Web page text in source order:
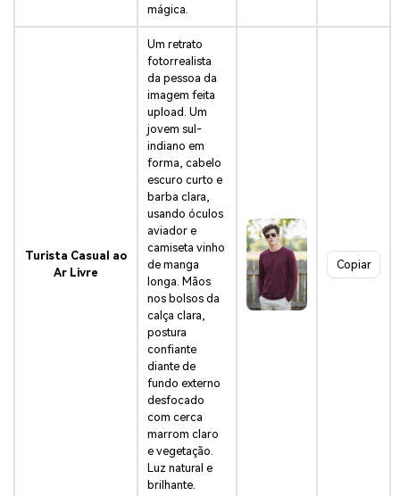
mágica.
Turista Casual ao
Ar Livre
Um retrato
fotorrealista
da pessoa da
imagem feita
upload. Um
jovem sul-
indiano em
forma, cabelo
escuro curto e
barba clara,
usando óculos
aviador e
camiseta vinho
de manga
longa. Mãos
nos bolsos da
calça clara,
postura
confiante
diante de
fundo externo
desfocado
com cerca
marrom claro
e vegetação.
Luz natural e
brilhante.
Copiar